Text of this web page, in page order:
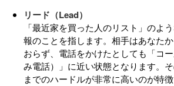
リード（Lead）
「最近家を買った人のリスト」のよ
報のことを指します。相手はあなた
おらず、電話をかけたとしても「コ
み電話）」に近い状態となります。
までのハードルが非常に高いのが特徴